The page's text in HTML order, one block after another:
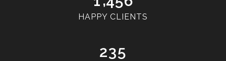
HAPPY CLIENTS
235